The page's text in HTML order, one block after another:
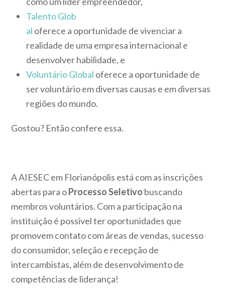
Talento Glob
al oferece a oportunidade de vivenciar a
realidade de uma empresa internacional e
desenvolver habilidade, e
Voluntário Global oferece a oportunidade de
ser voluntário em diversas causas e em diversas
regiões do mundo.
Gostou? Então confere essa.
A AIESEC em Florianópolis está com as inscrições
abertas para oProcesso Seletivo buscando
membros voluntários. Com a participação na
instituição é possível ter oportunidades que
promovem contato com áreas de vendas, sucesso
do consumidor, seleção e recepção de
intercambistas, além de desenvolvimento de
competências de liderança!